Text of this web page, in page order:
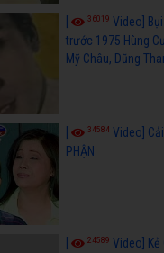
36019 Video]
trước 1975 Hùng
Mỹ Châu, Dũng
34584 Video]
PHẬN
[ 24589 Video] Kẻ